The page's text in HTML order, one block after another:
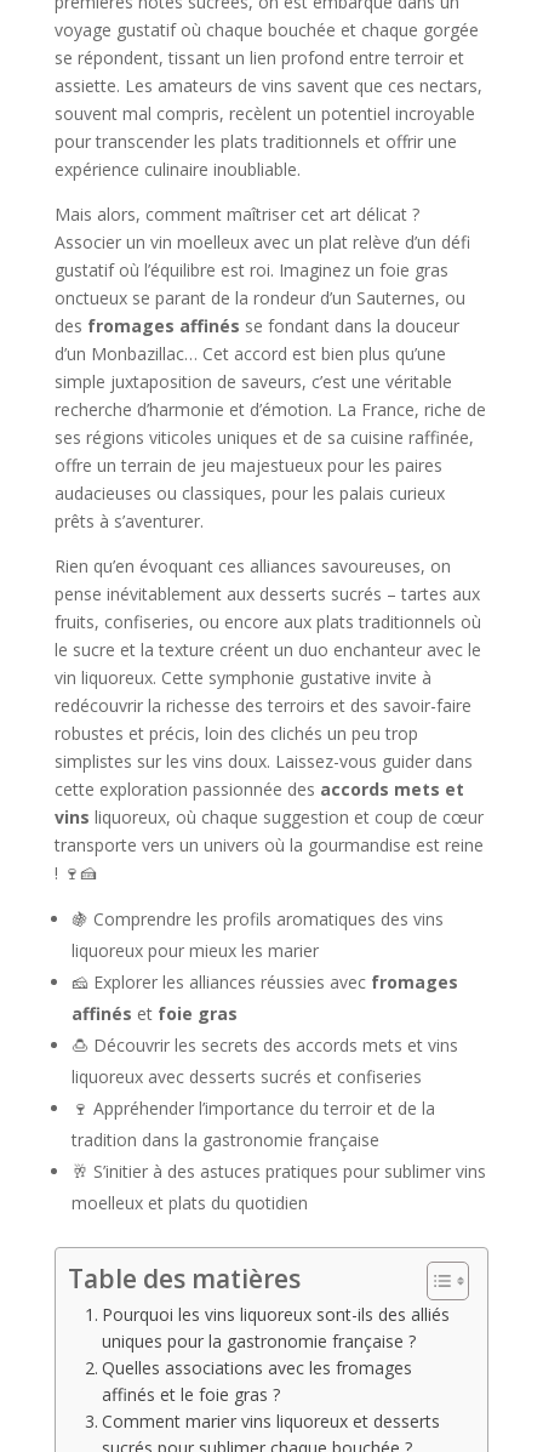
voyage gustatif où chaque bouchée et chaque gorgée
se répondent, tissant un lien profond entre terroir et
assiette. Les amateurs de vins savent que ces nectars,
souvent mal compris, recèlent un potentiel incroyable
pour transcender les plats traditionnels et offrir une
expérience culinaire inoubliable.
Mais alors, comment maîtriser cet art délicat ?
Associer un vin moelleux avec un plat relève d’un défi
gustatif où l’équilibre est roi. Imaginez un foie gras
onctueux se parant de la rondeur d’un Sauternes, ou
des fromages affinés se fondant dans la douceur
d’un Monbazillac… Cet accord est bien plus qu’une
simple juxtaposition de saveurs, c’est une véritable
recherche d’harmonie et d’émotion. La France, riche de
ses régions viticoles uniques et de sa cuisine raffinée,
offre un terrain de jeu majestueux pour les paires
audacieuses ou classiques, pour les palais curieux
prêts à s’aventurer.
Rien qu’en évoquant ces alliances savoureuses, on
pense inévitablement aux desserts sucrés – tartes aux
fruits, confiseries, ou encore aux plats traditionnels où
le sucre et la texture créent un duo enchanteur avec le
vin liquoreux. Cette symphonie gustative invite à
redécouvrir la richesse des terroirs et des savoir-faire
robustes et précis, loin des clichés un peu trop
simplistes sur les vins doux. Laissez-vous guider dans
cette exploration passionnée des accords mets et
vins liquoreux, où chaque suggestion et coup de cœur
transporte vers un univers où la gourmandise est reine
! 🍷🍰
🍇 Comprendre les profils aromatiques des vins
liquoreux pour mieux les marier
🧀 Explorer les alliances réussies avec fromages
affinés et foie gras
🍮 Découvrir les secrets des accords mets et vins
liquoreux avec desserts sucrés et confiseries
🍷 Appréhender l’importance du terroir et de la
tradition dans la gastronomie française
🥂 S’initier à des astuces pratiques pour sublimer vins
moelleux et plats du quotidien
Table des matières
Pourquoi les vins liquoreux sont-ils des alliés
uniques pour la gastronomie française ?
Quelles associations avec les fromages
affinés et le foie gras ?
Comment marier vins liquoreux et desserts
sucrés pour sublimer chaque bouchée ?